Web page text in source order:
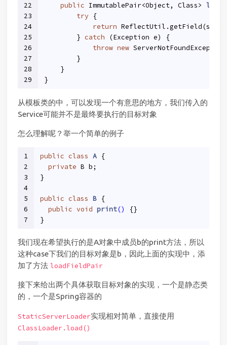
22
23
24
25
26
27
28
29
public ImmutablePair<Object, Class>
try {
return
        }
catch (Exception e) {
throw new
        }
    }
}
从模板类的中，可以发现一个有意思的地方，我们传入的
Service可能并不是最终要执行的目标对象
怎么理解呢？举一个简单的例子
1
2
3
4
5
6
7
public class A
{
private B b;
}
public class B
{
public void print()
{}
}
我们现在希望执行的是A对象中成员b的print方法，所以
这种case下我们的目标对象是b，因此上面的实现中，添
加了方法 loadFieldPair
接下来给出两个具体获取目标对象的实现，一个是静态类
的，一个是Spring容器的
StaticServerLoader实现相对简单，直接使用
ClassLoader.load()